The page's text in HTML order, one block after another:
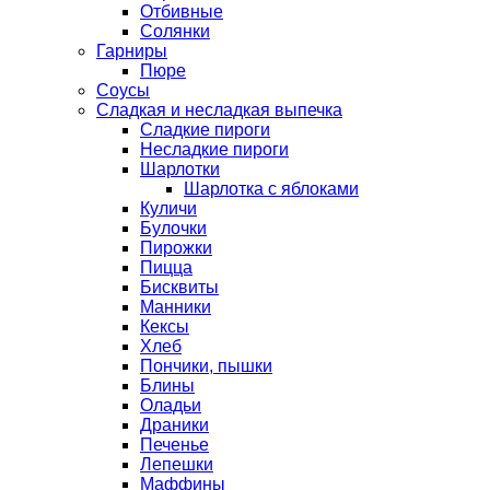
Отбивные
Солянки
Гарниры
Пюре
Соусы
Сладкая и несладкая выпечка
Сладкие пироги
Несладкие пироги
Шарлотки
Шарлотка с яблоками
Куличи
Булочки
Пирожки
Пицца
Бисквиты
Манники
Кексы
Хлеб
Пончики, пышки
Блины
Оладьи
Драники
Печенье
Лепешки
Маффины